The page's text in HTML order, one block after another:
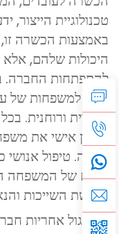
טכנולוגיית הייצור,
באמצעות הכשרה
היכולות שלהם, אלא
להתפתחות החברה.
פעיל למשפחות של
חומרית ורוחנית.
באופן אישי את
ודאגה. טיפול
החום של המשפחה
תחושת השייכות
3.תרגול אחריות